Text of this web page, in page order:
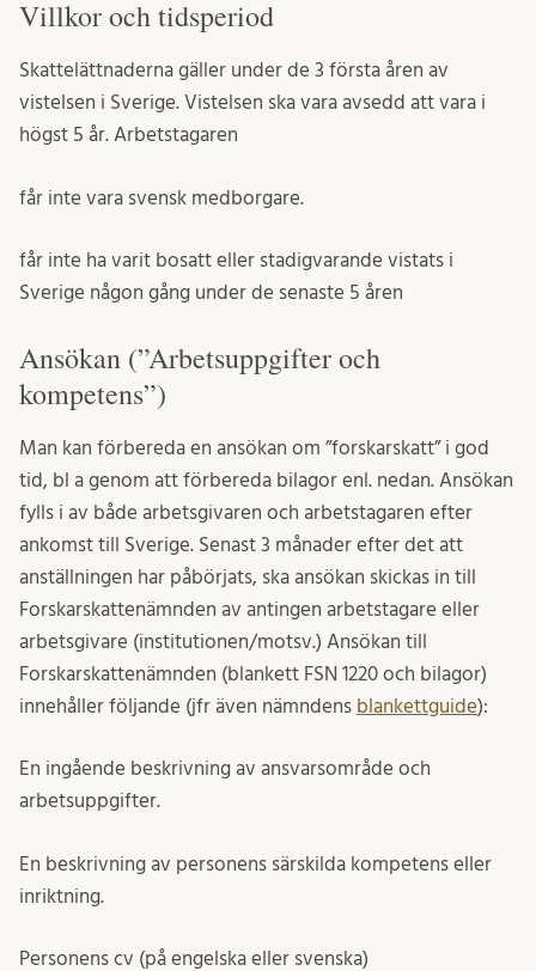
Villkor och tidsperiod
Skattelättnaderna gäller under de 3 första åren av
vistelsen i Sverige. Vistelsen ska vara avsedd att vara i
högst 5 år. Arbetstagaren
får inte vara svensk medborgare.
får inte ha varit bosatt eller stadigvarande vistats i
Sverige någon gång under de senaste 5 åren
Ansökan (”Arbetsuppgifter och
kompetens”)
Man kan förbereda en ansökan om ”forskarskatt” i god
tid, bl a genom att förbereda bilagor enl. nedan. Ansökan
fylls i av både arbetsgivaren och arbetstagaren efter
ankomst till Sverige. Senast 3 månader efter det att
anställningen har påbörjats, ska ansökan skickas in till
Forskarskattenämnden av antingen arbetstagare eller
arbetsgivare (institutionen/motsv.) Ansökan till
Forskarskattenämnden (blankett FSN 1220 och bilagor)
innehåller följande (jfr även nämndens blankettguide):
En ingående beskrivning av ansvarsområde och
arbetsuppgifter.
En beskrivning av personens särskilda kompetens eller
inriktning.
Personens cv (på engelska eller svenska)